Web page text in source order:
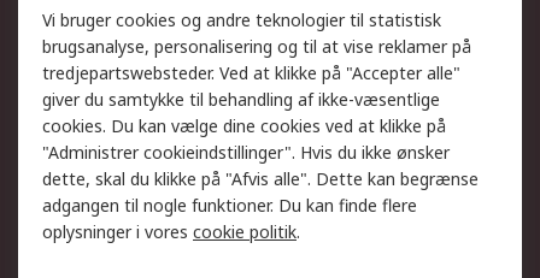
Dit lokale salgsteam
Eksportløsninger
Support
Få hjælp
Returnering
Levering
Spor min ordre
Fakturakopi
Betalingsmuligheder
Fordele med Mit RS
Okdo
Vi bruger cookies og andre teknologier til statistisk
brugsanalyse, personalisering og til at vise reklamer på
tredjepartswebsteder. Ved at klikke på "Accepter alle"
giver du samtykke til behandling af ikke-væsentlige
cookies. Du kan vælge dine cookies ved at klikke på
"Administrer cookieindstillinger". Hvis du ikke ønsker
dette, skal du klikke på "Afvis alle". Dette kan begrænse
adgangen til nogle funktioner. Du kan finde flere
oplysninger i vores cookie politik.